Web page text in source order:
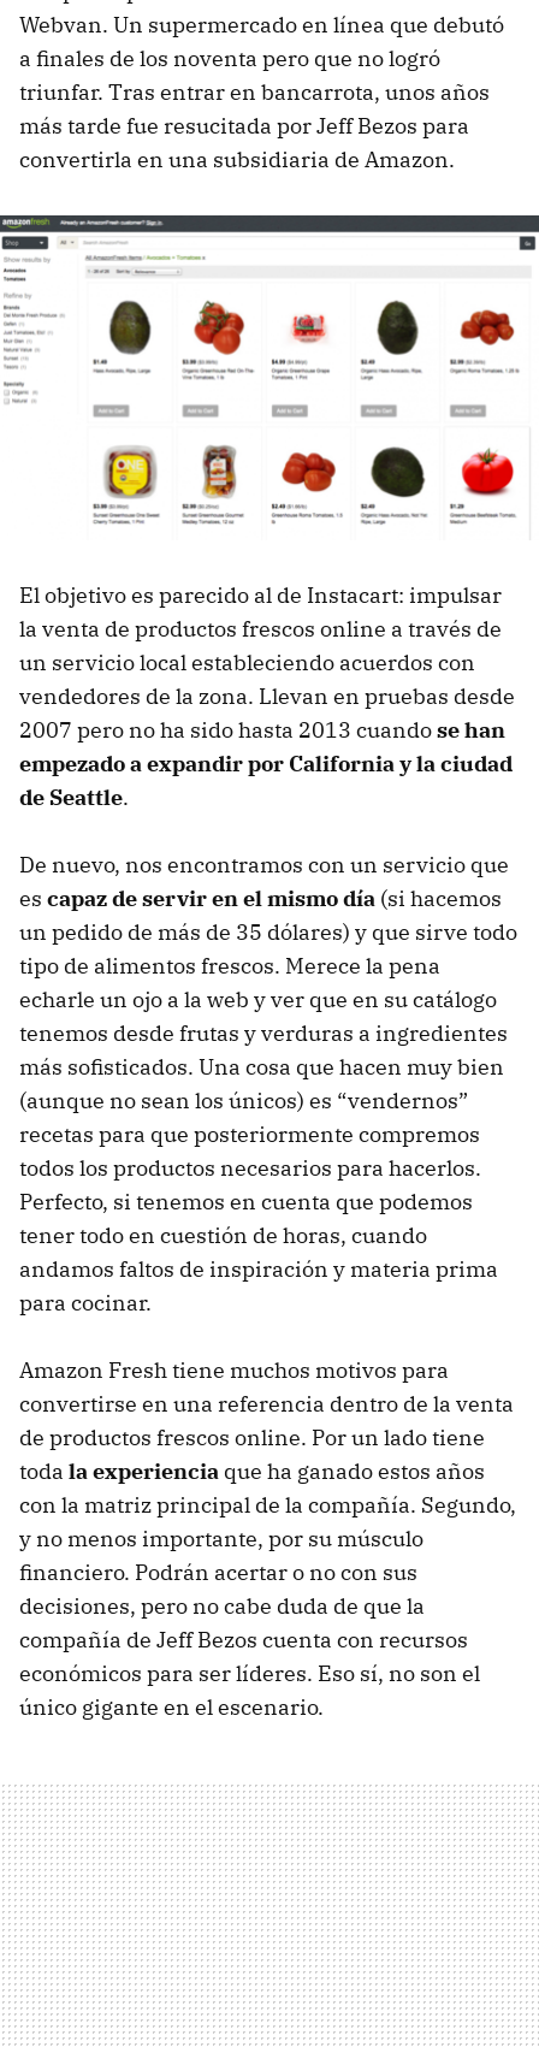
Webvan. Un supermercado en línea que debutó
a finales de los noventa pero que no logró
triunfar. Tras entrar en bancarrota, unos años
más tarde fue resucitada por Jeff Bezos para
convertirla en una subsidiaria de Amazon.
El objetivo es parecido al de Instacart: impulsar
la venta de productos frescos online a través de
un servicio local estableciendo acuerdos con
vendedores de la zona. Llevan en pruebas desde
2007 pero no ha sido hasta 2013 cuandose han
empezado a expandir por California y la ciudad
de Seattle.
De nuevo, nos encontramos con un servicio que
es capaz de servir en el mismo día (si hacemos
un pedido de más de 35 dólares) y que sirve todo
tipo de alimentos frescos. Merece la pena
echarle un ojo a la web y ver que en su catálogo
tenemos desde frutas y verduras a ingredientes
más sofisticados. Una cosa que hacen muy bien
(aunque no sean los únicos) es “vendernos”
recetas para que posteriormente compremos
todos los productos necesarios para hacerlos.
Perfecto, si tenemos en cuenta que podemos
tener todo en cuestión de horas, cuando
andamos faltos de inspiración y materia prima
para cocinar.
Amazon Fresh tiene muchos motivos para
convertirse en una referencia dentro de la venta
de productos frescos online. Por un lado tiene
toda la experiencia que ha ganado estos años
con la matriz principal de la compañía. Segundo,
y no menos importante, por su músculo
financiero. Podrán acertar o no con sus
decisiones, pero no cabe duda de que la
compañía de Jeff Bezos cuenta con recursos
económicos para ser líderes. Eso sí, no son el
único gigante en el escenario.